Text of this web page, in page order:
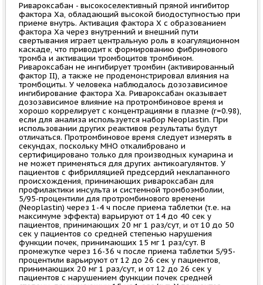
Ривароксабан - высокоселективный прямой ингибитор
фактора Ха, обладающий высокой биодоступностью при
приеме внутрь. Активация фактора X с образованием
фактора Ха через внутренний и внешний пути
свертывания играет центральную роль в коагуляционном
каскаде, что приводит к формированию фибринового
тромба и активации тромбоцитов тромбином.
Ривароксабан не ингибирует тромбин (активированный
фактор II), а также не продемонстрировал влияния на
тромбоциты. У человека наблюдалось дозозависимое
ингибирование фактора Ха. Ривароксабан оказывает
дозозависимое влияние на протромбиновое время и
хорошо коррелирует с концентрациями в плазме (r=0.98),
если для анализа используется набор Neoplastin. При
использовании других реактивов результаты будут
отличаться. Протромбиновое время следует измерять в
секундах, поскольку MHO откалибровано и
сертифицировано только для производных кумарина и
не может применяться для других антикоагулянтов. У
пациентов с фибрилляцией предсердий неклапанного
происхождения, принимающих ривароксабан для
профилактики инсульта и системной тромбоэмболии,
5/95-процентили для протромбинового времени
(Neoplastin) через 1-4 ч после приема таблетки (т.е. на
максимуме эффекта) варьируют от 14 до 40 сек у
пациентов, принимающих 20 мг 1 раз/сут, и от 10 до 50
сек у пациентов со средней степенью нарушения
функции почек, принимающих 15 мг 1 раз/сут. В
промежутке через 16-36 ч после приема таблетки 5/95-
процентили варьируют от 12 до 26 сек у пациентов,
принимающих 20 мг 1 раз/сут, и от 12 до 26 сек у
пациентов с нарушением функции почек средней